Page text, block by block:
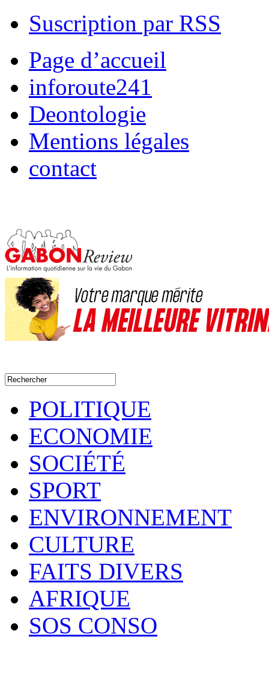
Suscription par RSS
Page d’accueil
inforoute241
Deontologie
Mentions légales
contact
POLITIQUE
ECONOMIE
SOCIÉTÉ
SPORT
ENVIRONNEMENT
CULTURE
FAITS DIVERS
AFRIQUE
SOS CONSO